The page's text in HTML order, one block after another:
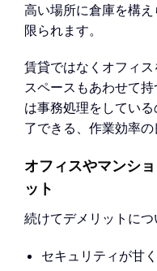
高い場所に倉庫を構
限られます。
賃貸ではなくオフィ
スペースもあわせて
は事務処理をしてい
了できる、作業効率の
オフィスやマンシ
ット
続けてデメリットにつ
セキュリティが甘